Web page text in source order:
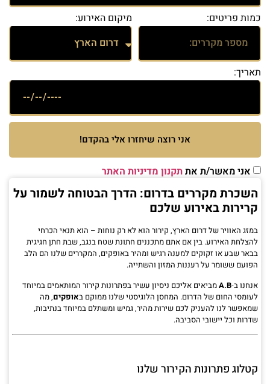
כמות פריטים: מיקום האירוע:
תאריך:
אני מאשר/ת את תקנון מדיניות האתר
אני רוצה שיחזרו אלי בהקדם!
השכרת מקררים בדרום: הדרך הבטוחה לשמור על
קרירות באירוע שלכם
במזג האוויר של דרום הארץ, קירור הוא לא רק נוחות – הוא תנאי הכרחי
להצלחת האירוע. בין אם אתם מתכננים חתונת שטח בנגב, שבת חתן חגיגית
בבאר שבע או זקוקים למענה רגיש ומהיר באופקים, המקררים שלנו הם הלב
הפועם ששומר על רעננות המזון והשתייה.
אנחנו ב-A.B מביאים אליכם ניסיון עשיר בפתרונות קירור המותאמים במיוחד
לעומסי החום של הדרום. המחסן הלוגיסטי שלנו ממוקם באופקים , מה
שמאפשר לנו להעניק לכם שירות מהיר, גמיש ומשתלם במיוחד בנתיבות,
שדרות וכל יישובי הסביבה.
קטלוג פתרונות הקירור שלנו